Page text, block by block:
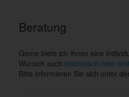
Beratung
Gerne biete ich Ihnen eine
Wunsch auchtelefonisch oder
Bitte informieren Sie sich unter